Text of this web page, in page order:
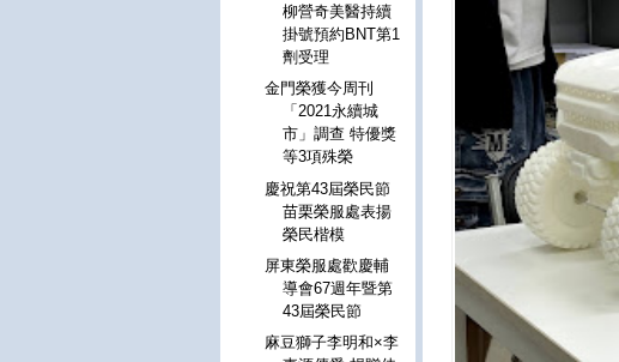
柳營奇美醫持續
掛號預約BNT第1
劑受理
金門榮獲今周刊
「2021永續城
市」調查 特優獎
等3項殊榮
慶祝第43屆榮民節
苗栗榮服處表揚
榮民楷模
屏東榮服處歡慶輔
導會67週年暨第
43屆榮民節
麻豆獅子李明和×李